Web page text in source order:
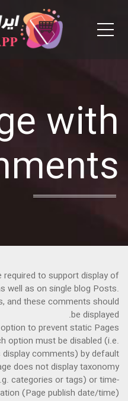
Menu
with
to support display of
well as on single blog Posts.
and these comments should
be displayed.
to prevent static Pages
option must be disabled (i.e.
comments) by default.
does not display taxonomy
categories or tags) or time-
(Page publish date/time).